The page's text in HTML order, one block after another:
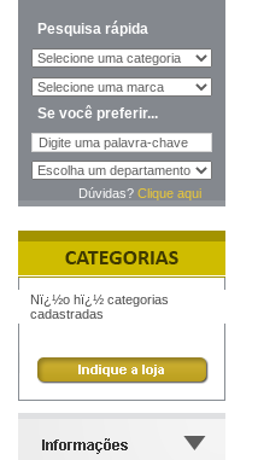
Pesquisa rápida
Se você preferir...
Dúvidas? Clique aqui
Nï¿½o hï¿½ categorias
cadastradas